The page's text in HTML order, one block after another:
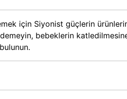
için Siyonist güçlerin
bebeklerin